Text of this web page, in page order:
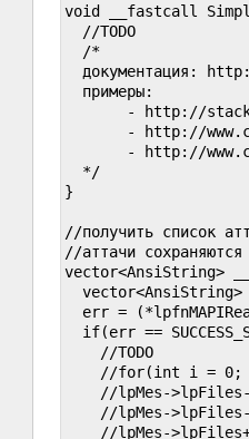
void __fastcall
  //TODO
  /*
документация:
  примеры:
- http://
- http://
- http://
  */
}
//получить список
//аттачи сохраняются
vector<AnsiString>
vector<AnsiString>
err =
if(err ==
    //TODO
//for(int i =
//lpMes-
//lpMes-
//lpMes-